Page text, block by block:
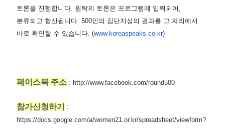
토론을 진행합니다. 원탁의 토론은 프로그램에 입력되어,
분류되고 합산됩니다. 500인의 집단지성의 결과를 그 자리에서
바로 확인할 수 있습니다. (www.koreaspeaks.co.kr)
페이스북 주소 : http://www.facebook.com/round500
참가신청하기 :
https://docs.google.com/a/women21.or.kr/spreadsheet/viewform?